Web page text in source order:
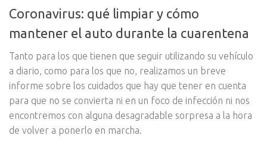
Coronavirus: qué limpiar y cómo
mantener el auto durante la cuarentena
Tanto para los que tienen que seguir utilizando su vehículo
a diario, como para los que no, realizamos un breve
informe sobre los cuidados que hay que tener en cuenta
para que no se convierta ni en un foco de infección ni nos
encontremos con alguna desagradable sorpresa a la hora
de volver a ponerlo en marcha.